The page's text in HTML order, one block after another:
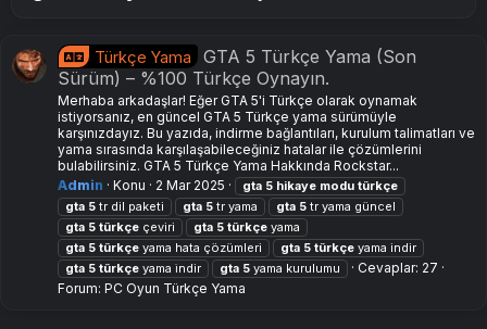
Türkçe Yama
GTA 5 Türkçe Yama (Son
Sürüm) – %100 Türkçe Oynayın.
Merhaba arkadaşlar! Eğer GTA 5'i Türkçe olarak oynamak
istiyorsanız, en güncel GTA 5 Türkçe yama sürümüyle
karşınızdayız. Bu yazıda, indirme bağlantıları, kurulum talimatları ve
yama sırasında karşılaşabileceğiniz hatalar ile çözümlerini
bulabilirsiniz. GTA 5 Türkçe Yama Hakkında Rockstar...
Admin
Konu 2 Mar 2025 gta 5 hikaye modu türkçe
gta 5 tr dil paketi gta 5 tr yama gta 5 tr yama güncel
gta 5 türkçe çeviri gta 5 türkçe yama
gta 5 türkçe yama hata çözümleri gta 5 türkçe yama indir
gta 5 türkçe yama i̇ndir gta 5 yama kurulumu
Cevaplar: 27
Forum: PC Oyun Türkçe Yama